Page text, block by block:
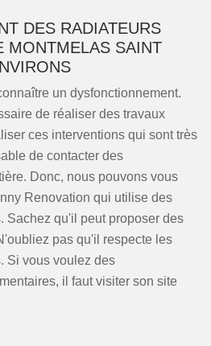
DES RADIATEURS
MONTMELAS SAINT
un dysfonctionnement.
de réaliser des travaux
ces interventions qui sont très
de contacter des
Donc, nous pouvons vous
Renovation qui utilise des
Sachez qu'il peut proposer des
pas qu'il respecte les
Si vous voulez des
il faut visiter son site